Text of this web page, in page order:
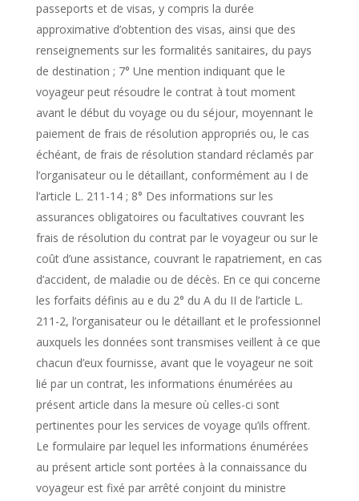
passeports et de visas, y compris la durée
approximative d’obtention des visas, ainsi que des
renseignements sur les formalités sanitaires, du pays
de destination ; 7° Une mention indiquant que le
voyageur peut résoudre le contrat à tout moment
avant le début du voyage ou du séjour, moyennant le
paiement de frais de résolution appropriés ou, le cas
échéant, de frais de résolution standard réclamés par
l’organisateur ou le détaillant, conformément au I de
l’article L. 211-14 ; 8° Des informations sur les
assurances obligatoires ou facultatives couvrant les
frais de résolution du contrat par le voyageur ou sur le
coût d’une assistance, couvrant le rapatriement, en cas
d’accident, de maladie ou de décès. En ce qui concerne
les forfaits définis au e du 2° du A du II de l’article L.
211-2, l’organisateur ou le détaillant et le professionnel
auxquels les données sont transmises veillent à ce que
chacun d’eux fournisse, avant que le voyageur ne soit
lié par un contrat, les informations énumérées au
présent article dans la mesure où celles-ci sont
pertinentes pour les services de voyage qu’ils offrent.
Le formulaire par lequel les informations énumérées
au présent article sont portées à la connaissance du
voyageur est fixé par arrêté conjoint du ministre